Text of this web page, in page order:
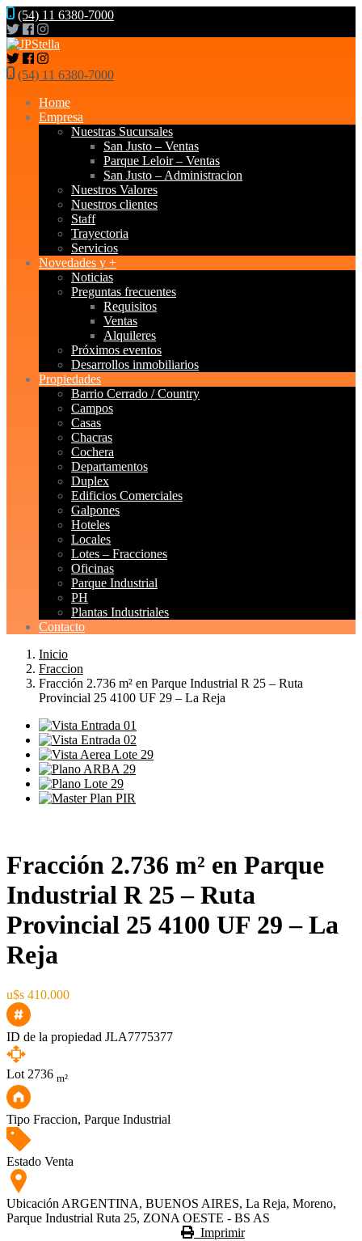
(54) 11 6380-7000
(54) 11 6380-7000
Home
Empresa
Nuestras Sucursales
San Justo – Ventas
Parque Leloir – Ventas
San Justo – Administracion
Nuestros Valores
Nuestros clientes
Staff
Trayectoria
Servicios
Novedades y +
Noticias
Preguntas frecuentes
Requisitos
Ventas
Alquileres
Próximos eventos
Desarrollos inmobiliarios
Propiedades
Barrio Cerrado / Country
Campos
Casas
Chacras
Cochera
Departamentos
Duplex
Edificios Comerciales
Galpones
Hoteles
Locales
Lotes – Fracciones
Oficinas
Parque Industrial
PH
Plantas Industriales
Contacto
Inicio
Fraccion
Fracción 2.736 m² en Parque Industrial R 25 – Ruta
Provincial 25 4100 UF 29 – La Reja
Fracción 2.736 m² en Parque
Industrial R 25 – Ruta
Provincial 25 4100 UF 29 – La
Reja
u$s 410.000
ID de la propiedad JLA7775377
Lot 2736 m²
Tipo Fraccion, Parque Industrial
Estado Venta
Ubicación ARGENTINA, BUENOS AIRES, La Reja, Moreno,
Parque Industrial Ruta 25, ZONA OESTE - BS AS
Imprimir